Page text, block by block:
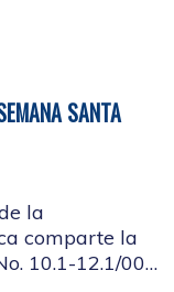
SANTA
la
comparte la
10.1-12.1/002